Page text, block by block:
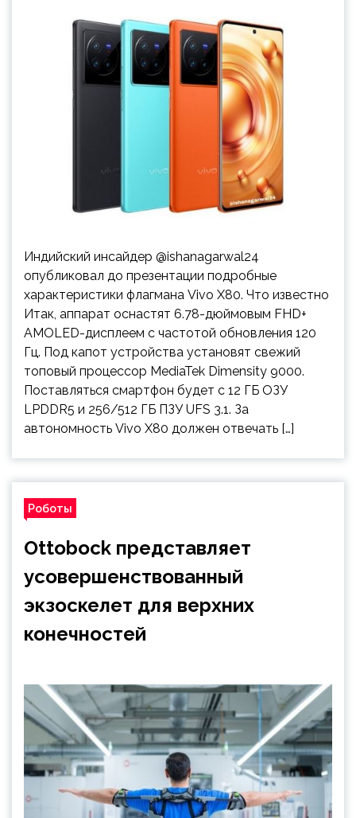
Индийский инсайдер @ishanagarwal24
опубликовал до презентации подробные
характеристики флагмана Vivo X80. Что известно
Итак, аппарат оснастят 6.78-дюймовым FHD+
AMOLED-дисплеем с частотой обновления 120
Гц. Под капот устройства установят свежий
топовый процессор MediaTek Dimensity 9000.
Поставляться смартфон будет с 12 ГБ ОЗУ
LPDDR5 и 256/512 ГБ ПЗУ UFS 3.1. За
автономность Vivo X80 должен отвечать […]
Роботы
Ottobock представляет
усовершенствованный
экзоскелет для верхних
конечностей